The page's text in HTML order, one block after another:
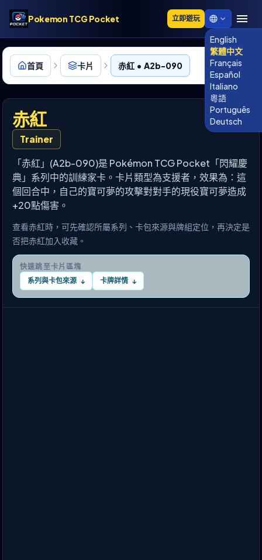
Pokemon TCG Pocket 立即遊玩
English
繁體中文
Français
Español
Italiano
粵語
Português
Deutsch
首頁 卡片 赤紅 • A2b-090
赤紅
Trainer
「赤紅」(A2b-090)是 Pokémon TCG Pocket「閃耀慶
典」系列中的訓練家卡。卡片類型為支援者，效果為：這
個回合中，自己的寶可夢的攻擊對對手的現役寶可夢造成
+20點傷害。
查看赤紅時，可先確認所屬系列、卡包來源與牌組定位，再決定是
否把赤紅加入收藏。
快速跳至卡片區塊
系列與卡包來源 ↓ 卡牌詳情 ↓